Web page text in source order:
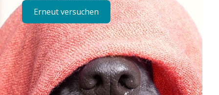
Erneut versuchen